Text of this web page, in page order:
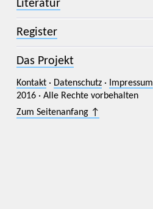
Literatur
Register
Das Projekt
Kontakt· Datenschutz· Impressum
2016 · Alle Rechte vorbehalten
Zum Seitenanfang ↑